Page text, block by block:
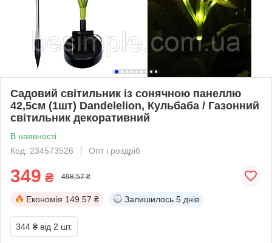
Садовий світильник із сонячною панеллю
42,5см (1шт) Dandelelion, Кульбаба / Газонний
світильник декоративний
В наявності
Код: 234573526
Опт і роздріб
349 ₴ 498,57 ₴
Економія 149.57 ₴ Залишилось 5 днів
344 ₴ від 2 шт.